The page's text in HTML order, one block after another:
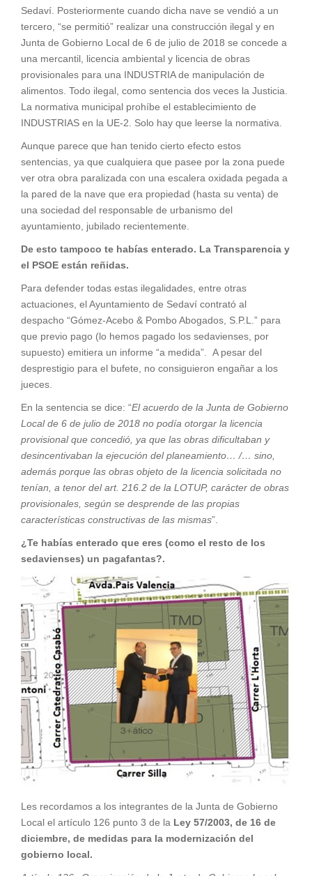
Sedaví. Posteriormente cuando dicha nave se vendió a un
tercero, “se permitió” realizar una construcción ilegal y en
Junta de Gobierno Local de 6 de julio de 2018 se concede a
una mercantil, licencia ambiental y licencia de obras
provisionales para una INDUSTRIA de manipulación de
alimentos. Todo ilegal, como sentencia dos veces la Justicia.
La normativa municipal prohíbe el establecimiento de
INDUSTRIAS en la UE-2. Solo hay que leerse la normativa.
Aunque parece que han tenido cierto efecto estos
sentencias, ya que cualquiera que pasee por la zona puede
ver otra obra paralizada con una escalera oxidada pegada a
la pared de la nave que era propiedad (hasta su venta) de
una sociedad del responsable de urbanismo del
ayuntamiento, jubilado recientemente.
De esto tampoco te habías enterado. La Transparencia y
el PSOE están reñidas.
Para defender todas estas ilegalidades, entre otras
actuaciones, el Ayuntamiento de Sedaví contrató al
despacho “Gómez-Acebo & Pombo Abogados, S.P.L.” para
que previo pago (lo hemos pagado los sedavienses, por
supuesto) emitiera un informe “a medida”. A pesar del
desprestigio para el bufete, no consiguieron engañar a los
jueces.
En la sentencia se dice: “El acuerdo de la Junta de Gobierno
Local de 6 de julio de 2018 no podía otorgar la licencia
provisional que concedió, ya que las obras dificultaban y
desincentivaban la ejecución del planeamiento… /… sino,
además porque las obras objeto de la licencia solicitada no
tenían, a tenor del art. 216.2 de la LOTUP, carácter de obras
provisionales, según se desprende de las propias
características constructivas de las mismas”.
¿Te habías enterado que eres (como el resto de los
sedavienses) un pagafantas?.
Les recordamos a los integrantes de la Junta de Gobierno
Local el artículo 126 punto 3 de la Ley 57/2003, de 16 de
diciembre, de medidas para la modernización del
gobierno local.